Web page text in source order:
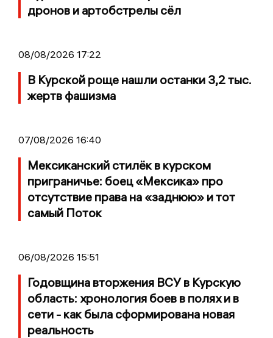
дронов и артобстрелы сёл
08/08/2026 17:22
В Курской роще нашли останки 3,2 тыс.
жертв фашизма
07/08/2026 16:40
Мексиканский стилёк в курском
приграничье: боец «Мексика» про
отсутствие права на «заднюю» и тот
самый Поток
06/08/2026 15:51
Годовщина вторжения ВСУ в Курскую
область: хронология боев в полях и в
сети - как была сформирована новая
реальность